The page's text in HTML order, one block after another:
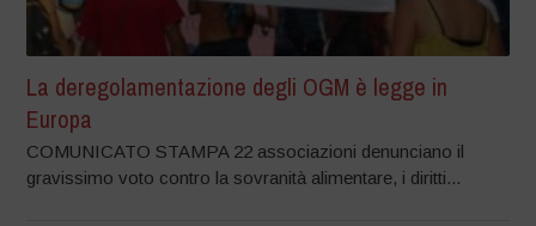
La deregolamentazione degli OGM è legge in
Europa
COMUNICATO STAMPA 22 associazioni denunciano il
gravissimo voto contro la sovranità alimentare, i diritti...